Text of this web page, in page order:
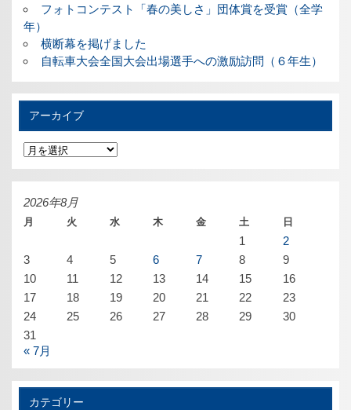
フォトコンテスト「春の美しさ」団体賞を受賞（全学
年）
横断幕を掲げました
自転車大会全国大会出場選手への激励訪問（６年生）
アーカイブ
ア
ー
カ
イ
2026年8月
月 火 水 木 金 土 日
1
2
3
4 5 6 7 8
9
10
11 12 13 14 15
16
17
18 19 20 21 22
23
24
25 26 27 28 29
30
31
« 7月
カテゴリー